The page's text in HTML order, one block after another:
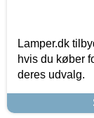
Lamper.dk
hvis du køber
deres udvalg.